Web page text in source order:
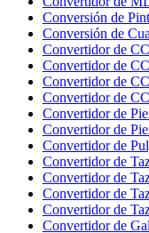
Conversión de
Conversión de
Convertidor de
Convertidor de
Convertidor de
Convertidor de
Convertidor de
Convertidor de
Convertidor de
Convertidor de
Convertidor de
Convertidor de
Convertidor de
Convertidor de